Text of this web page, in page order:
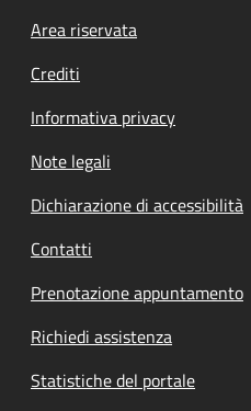
Footer menu
Area riservata
Crediti
Informativa privacy
Note legali
Dichiarazione di accessibilità
Contatti
Prenotazione appuntamento
Richiedi assistenza
Statistiche del portale